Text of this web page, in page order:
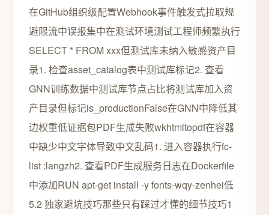
在GitHub组织级配置Webhook事件触发式拉取规
避限流中误报集中在测试环境测试工程师频繁执行
SELECT * FROM xxx但测试库未纳入敏感资产目
录1. 检查asset_catalog表中测试库标记2. 查看
GNN训练数据中测试库节点占比将测试库加入资
产目录但标记is_productionFalse在GNN中降低其
边权重低证据包PDF生成失败wkhtmltopdf在容器
中缺少中文字体导致中文乱码1. 进入容器执行fc-
list :langzh2. 查看PDF生成服务日志在Dockerfile
中添加RUN apt-get install -y fonts-wqy-zenhei低
5.2 独家避坑技巧那些只有踩过才懂的细节技巧1